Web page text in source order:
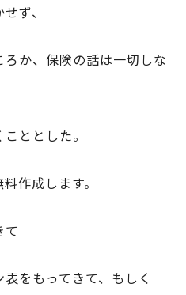
ず、
か、保険の話は一切しな
ととした。
作成します。
て
をもってきて、もしく